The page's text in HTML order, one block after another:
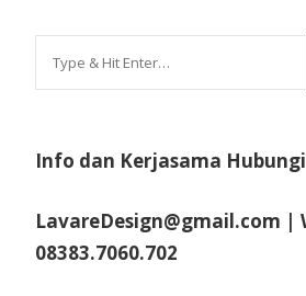
Info dan Kerjasama Hubungi
LavareDesign@gmail.com |
08383.7060.702